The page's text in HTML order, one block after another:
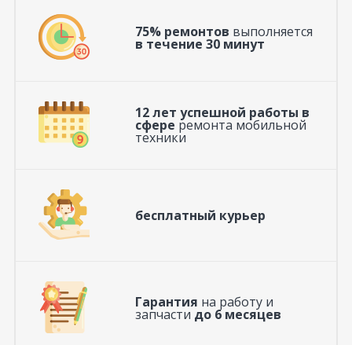
75% ремонтов выполняется
в течение 30 минут
12 лет успешной работы в
сфере ремонта мобильной
техники
бесплатный курьер
Гарантия на работу и
запчасти до 6 месяцев